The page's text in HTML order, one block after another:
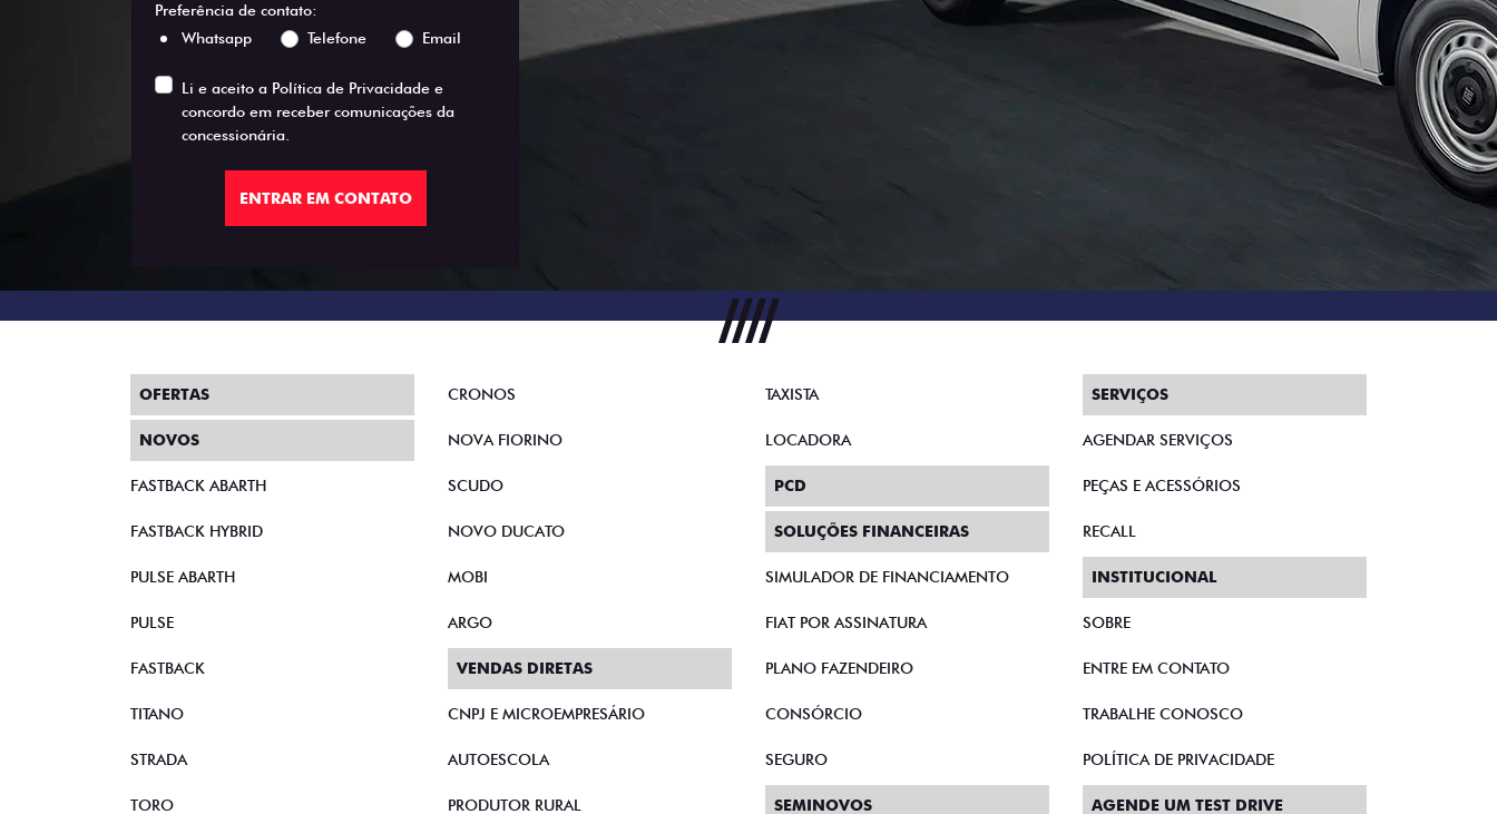
Preferência de contato:
Whatsapp
Telefone Email
Li e aceito a Política de Privacidade e
concordo em receber comunicações da
concessionária.
ENTRAR EM CONTATO
OFERTAS
NOVOS
FASTBACK ABARTH
FASTBACK HYBRID
PULSE ABARTH
PULSE
FASTBACK
TITANO
STRADA
TORO
CRONOS
NOVA FIORINO
SCUDO
NOVO DUCATO
MOBI
ARGO
VENDAS DIRETAS
CNPJ E MICROEMPRESÁRIO
AUTOESCOLA
PRODUTOR RURAL
TAXISTA
LOCADORA
PCD
SOLUÇÕES FINANCEIRAS
SIMULADOR DE FINANCIAMENTO
FIAT POR ASSINATURA
PLANO FAZENDEIRO
CONSÓRCIO
SEGURO
SEMINOVOS
SERVIÇOS
AGENDAR SERVIÇOS
PEÇAS E ACESSÓRIOS
RECALL
INSTITUCIONAL
SOBRE
ENTRE EM CONTATO
TRABALHE CONOSCO
POLÍTICA DE PRIVACIDADE
AGENDE UM TEST DRIVE